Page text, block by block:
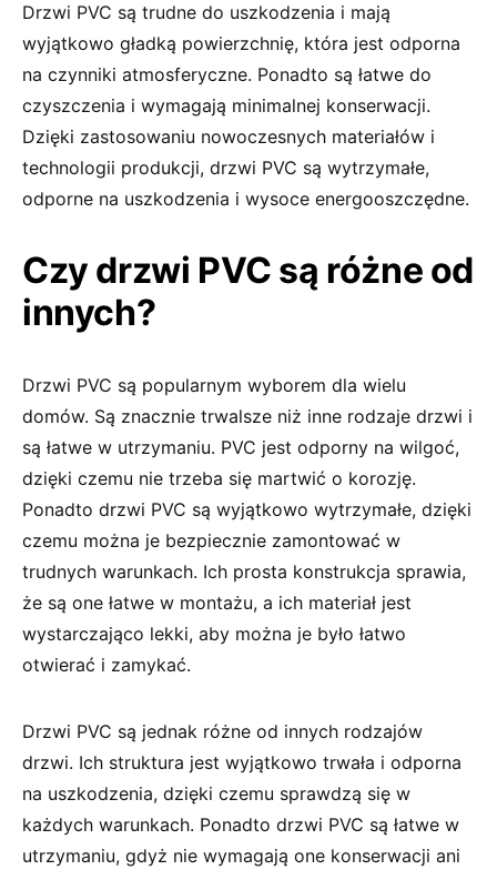
Drzwi PVC są trudne do uszkodzenia i mają
wyjątkowo gładką powierzchnię, która jest odporna
na czynniki atmosferyczne. Ponadto są łatwe do
czyszczenia i wymagają minimalnej konserwacji.
Dzięki zastosowaniu nowoczesnych materiałów i
technologii produkcji, drzwi PVC są wytrzymałe,
odporne na uszkodzenia i wysoce energooszczędne.
Czy drzwi PVC są różne od
innych?
Drzwi PVC są popularnym wyborem dla wielu
domów. Są znacznie trwalsze niż inne rodzaje drzwi i
są łatwe w utrzymaniu. PVC jest odporny na wilgoć,
dzięki czemu nie trzeba się martwić o korozję.
Ponadto drzwi PVC są wyjątkowo wytrzymałe, dzięki
czemu można je bezpiecznie zamontować w
trudnych warunkach. Ich prosta konstrukcja sprawia,
że są one łatwe w montażu, a ich materiał jest
wystarczająco lekki, aby można je było łatwo
otwierać i zamykać.
Drzwi PVC są jednak różne od innych rodzajów
drzwi. Ich struktura jest wyjątkowo trwała i odporna
na uszkodzenia, dzięki czemu sprawdzą się w
każdych warunkach. Ponadto drzwi PVC są łatwe w
utrzymaniu, gdyż nie wymagają one konserwacji ani